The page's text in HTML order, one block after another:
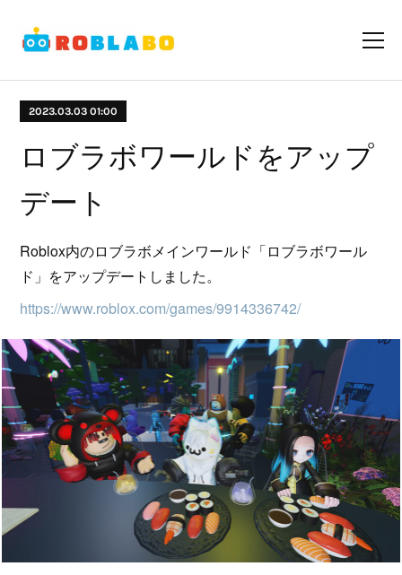
2023.03.03 01:00
ロブラボワールドをアップ
デート
Roblox内のロブラボメインワールド「ロブラボワール
ド」をアップデートしました。
https://www.roblox.com/games/9914336742/